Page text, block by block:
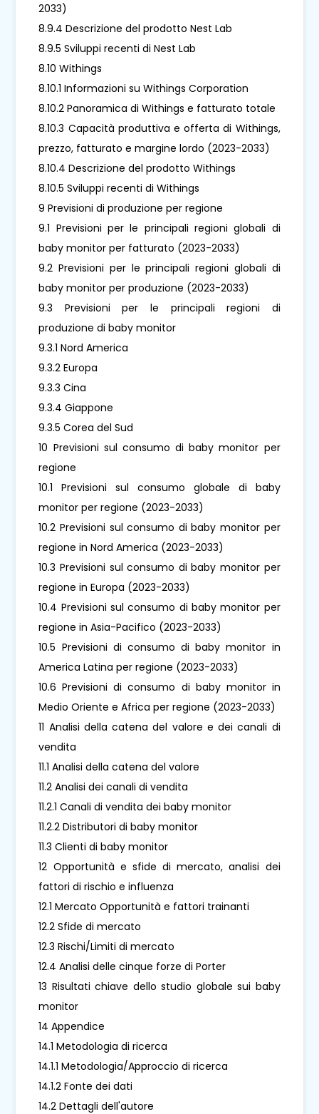
2033)
8.9.4 Descrizione del prodotto Nest Lab
8.9.5 Sviluppi recenti di Nest Lab
8.10 Withings
8.10.1 Informazioni su Withings Corporation
8.10.2 Panoramica di Withings e fatturato totale
8.10.3 Capacità produttiva e offerta di Withings,
prezzo, fatturato e margine lordo (2023-2033)
8.10.4 Descrizione del prodotto Withings
8.10.5 Sviluppi recenti di Withings
9 Previsioni di produzione per regione
9.1 Previsioni per le principali regioni globali di
baby monitor per fatturato (2023-2033)
9.2 Previsioni per le principali regioni globali di
baby monitor per produzione (2023-2033)
9.3 Previsioni per le principali regioni di
produzione di baby monitor
9.3.1 Nord America
9.3.2 Europa
9.3.3 Cina
9.3.4 Giappone
9.3.5 Corea del Sud
10 Previsioni sul consumo di baby monitor per
regione
10.1 Previsioni sul consumo globale di baby
monitor per regione (2023-2033)
10.2 Previsioni sul consumo di baby monitor per
regione in Nord America (2023-2033)
10.3 Previsioni sul consumo di baby monitor per
regione in Europa (2023-2033)
10.4 Previsioni sul consumo di baby monitor per
regione in Asia-Pacifico (2023-2033)
10.5 Previsioni di consumo di baby monitor in
America Latina per regione (2023-2033)
10.6 Previsioni di consumo di baby monitor in
Medio Oriente e Africa per regione (2023-2033)
11 Analisi della catena del valore e dei canali di
vendita
11.1 Analisi della catena del valore
11.2 Analisi dei canali di vendita
11.2.1 Canali di vendita dei baby monitor
11.2.2 Distributori di baby monitor
11.3 Clienti di baby monitor
12 Opportunità e sfide di mercato, analisi dei
fattori di rischio e influenza
12.1 Mercato Opportunità e fattori trainanti
12.2 Sfide di mercato
12.3 Rischi/Limiti di mercato
12.4 Analisi delle cinque forze di Porter
13 Risultati chiave dello studio globale sui baby
monitor
14 Appendice
14.1 Metodologia di ricerca
14.1.1 Metodologia/Approccio di ricerca
14.1.2 Fonte dei dati
14.2 Dettagli dell'autore